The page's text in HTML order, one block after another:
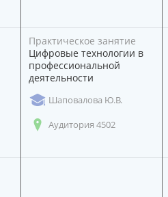
Практическое занятие
Цифровые технологии в
профессиональной
деятельности
Шаповалова Ю.В.
Аудитория 4502